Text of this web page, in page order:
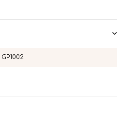
GP1002